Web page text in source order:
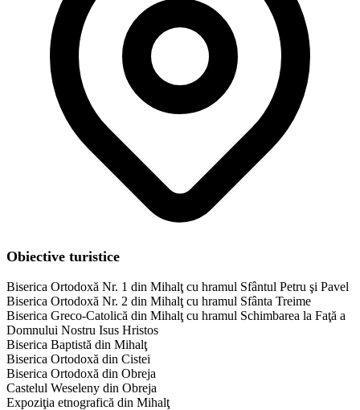
Obiective turistice
Biserica Ortodoxă Nr. 1 din Mihalţ cu hramul Sfântul Petru şi Pavel
Biserica Ortodoxă Nr. 2 din Mihalţ cu hramul Sfânta Treime
Biserica Greco-Catolică din Mihalţ cu hramul Schimbarea la Faţă a
Domnului Nostru Isus Hristos
Biserica Baptistă din Mihalţ
Biserica Ortodoxă din Cistei
Biserica Ortodoxă din Obreja
Castelul Weseleny din Obreja
Expoziţia etnografică din Mihalţ